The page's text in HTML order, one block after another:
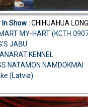
Show :CHIHUAHUA
MY-HART (KCTH
JABU
KENNEL
NATAMON NAMDOKMAI
(Latvia)